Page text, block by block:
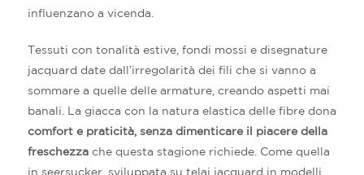
influenzano a vicenda.
Tessuti con tonalità estive, fondi mossi e disegnature
jacquard date dall’irregolarità dei fili che si vanno a
sommare a quelle delle armature, creando aspetti mai
banali. La giacca con la natura elastica delle fibre dona
comfort e praticità, senza dimenticare il piacere della
freschezza che questa stagione richiede. Come quella
in seersucker, sviluppata su telai jacquard in modelli